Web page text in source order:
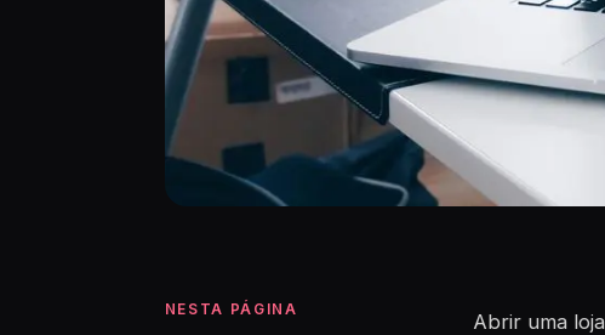
NESTA PÁGINA
Abrir uma